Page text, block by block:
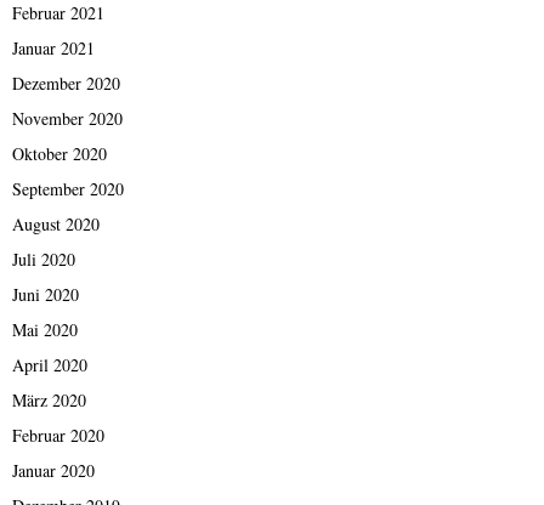
Februar 2021
Januar 2021
Dezember 2020
November 2020
Oktober 2020
September 2020
August 2020
Juli 2020
Juni 2020
Mai 2020
April 2020
März 2020
Februar 2020
Januar 2020